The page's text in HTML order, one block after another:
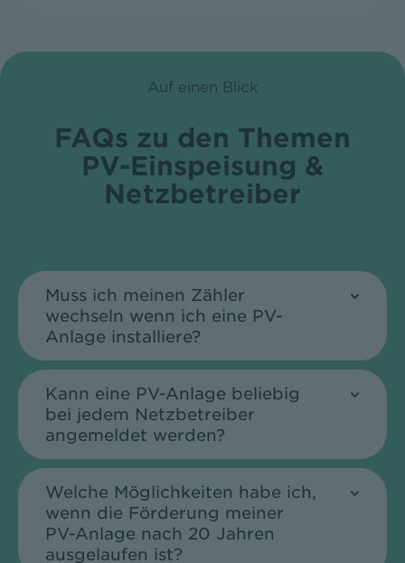
Auf einen Blick
FAQs zu den Themen
PV-Einspeisung &
Netzbetreiber
Muss ich meinen Zähler
wechseln wenn ich eine PV-
Anlage installiere?
Kann eine PV-Anlage beliebig
bei jedem Netzbetreiber
angemeldet werden?
Welche Möglichkeiten habe ich,
wenn die Förderung meiner
PV-Anlage nach 20 Jahren
ausgelaufen ist?